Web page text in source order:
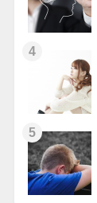
4
5